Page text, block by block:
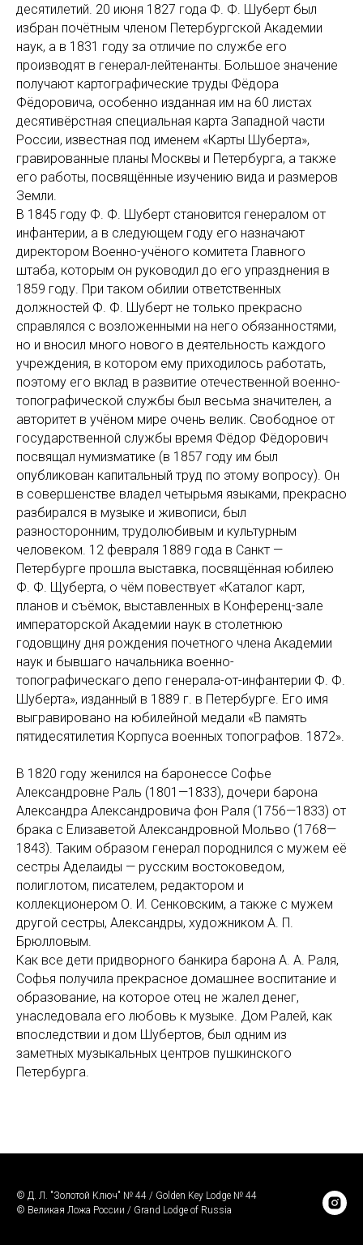
десятилетий. 20 июня 1827 года Ф. Ф. Шуберт был
избран почётным членом Петербургской Академии
наук, а в 1831 году за отличие по службе его
производят в генерал-лейтенанты. Большое значение
получают картографические труды Фёдора
Фёдоровича, особенно изданная им на 60 листах
десятивёрстная специальная карта Западной части
России, известная под именем «Карты Шуберта»,
гравированные планы Москвы и Петербурга, а также
его работы, посвящённые изучению вида и размеров
Земли.
В 1845 году Ф. Ф. Шуберт становится генералом от
инфантерии, а в следующем году его назначают
директором Военно-учёного комитета Главного
штаба, которым он руководил до его упразднения в
1859 году. При таком обилии ответственных
должностей Ф. Ф. Шуберт не только прекрасно
справлялся с возложенными на него обязанностями,
но и вносил много нового в деятельность каждого
учреждения, в котором ему приходилось работать,
поэтому его вклад в развитие отечественной военно-
топографической службы был весьма значителен, а
авторитет в учёном мире очень велик. Свободное от
государственной службы время Фёдор Фёдорович
посвящал нумизматике (в 1857 году им был
опубликован капитальный труд по этому вопросу). Он
в совершенстве владел четырьмя языками, прекрасно
разбирался в музыке и живописи, был
разносторонним, трудолюбивым и культурным
человеком. 12 февраля 1889 года в Санкт —
Петербурге прошла выставка, посвящённая юбилею
Ф. Ф. Щуберта, о чём повествует «Каталог карт,
планов и съёмок, выставленных в Конференц-зале
императорской Академии наук в столетнюю
годовщину дня рождения почетного члена Академии
наук и бывшаго начальника военно-
топографическаго депо генерала-от-инфантерии Ф. Ф.
Шуберта», изданный в 1889 г. в Петербурге. Его имя
выгравировано на юбилейной медали «В память
пятидесятилетия Корпуса военных топографов. 1872».
В 1820 году женился на баронессе Софье
Александровне Раль (1801—1833), дочери барона
Александра Александровича фон Раля (1756—1833) от
брака с Елизаветой Александровной Мольво (1768—
1843). Таким образом генерал породнился с мужем её
сестры Аделаиды — русским востоковедом,
полиглотом, писателем, редактором и
коллекционером О. И. Сенковским, а также с мужeм
другой сестры, Александры, художником А. П.
Брюлловым.
Как все дети придворного банкира барона А. А. Раля,
Софья получила прекрасное домашнее воспитание и
образование, на которое отец не жалел денег,
унаследовала его любовь к музыке. Дом Ралей, как
впоследствии и дом Шубертов, был одним из
заметных музыкальных центров пушкинского
Петербурга.
© Д. Л. "Золотой Ключ" № 44 / Golden Key Lodge № 44
© Великая Ложа России / Grand Lodge of Russia